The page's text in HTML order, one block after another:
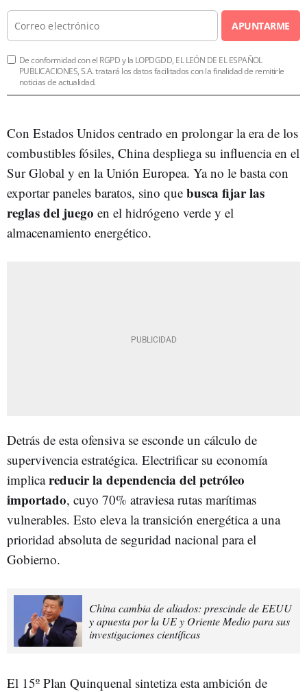
APUNTARME
De conformidad con el RGPD y la LOPDGDD, EL LEÓN DE EL ESPAÑOL
PUBLICACIONES, S.A. tratará los datos facilitados con la finalidad de remitirle
noticias de actualidad.
Con Estados Unidos centrado en prolongar la era de los
combustibles fósiles, China despliega su influencia en el
Sur Global y en la Unión Europea. Ya no le basta con
exportar paneles baratos, sino que busca fijar las
reglas del juego en el hidrógeno verde y el
almacenamiento energético.
Detrás de esta ofensiva se esconde un cálculo de
supervivencia estratégica. Electrificar su economía
implicareducir la dependencia del petróleo
importado, cuyo 70% atraviesa rutas marítimas
vulnerables. Esto eleva la transición energética a una
prioridad absoluta de seguridad nacional para el
Gobierno.
China cambia de aliados: prescinde de EEUU
y apuesta por la UE y Oriente Medio para sus
investigaciones científicas
El 15º Plan Quinquenal sintetiza esta ambición de